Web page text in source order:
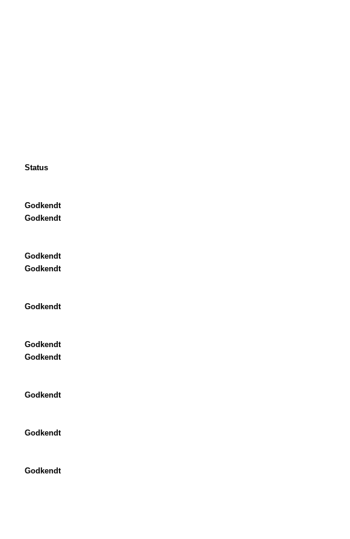
Status
Godkendt
Godkendt
Godkendt
Godkendt
Godkendt
Godkendt
Godkendt
Godkendt
Godkendt
Godkendt